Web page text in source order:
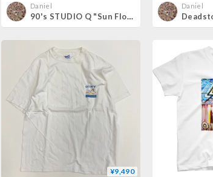
Daniel
90's STUDIO Q "Sun Flower" Tシャツ (fits XL)
Daniel
¥9,490